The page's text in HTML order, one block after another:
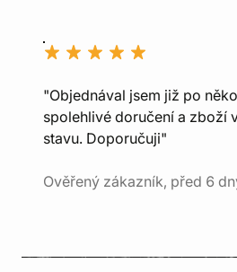
"Objednával jsem již po
spolehlivé doručení a zboží
stavu. Doporučuji"
Ověřený zákazník, před 6